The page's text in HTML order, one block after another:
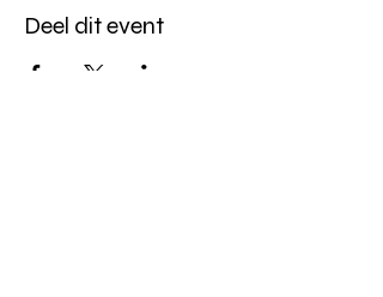
Deel dit event